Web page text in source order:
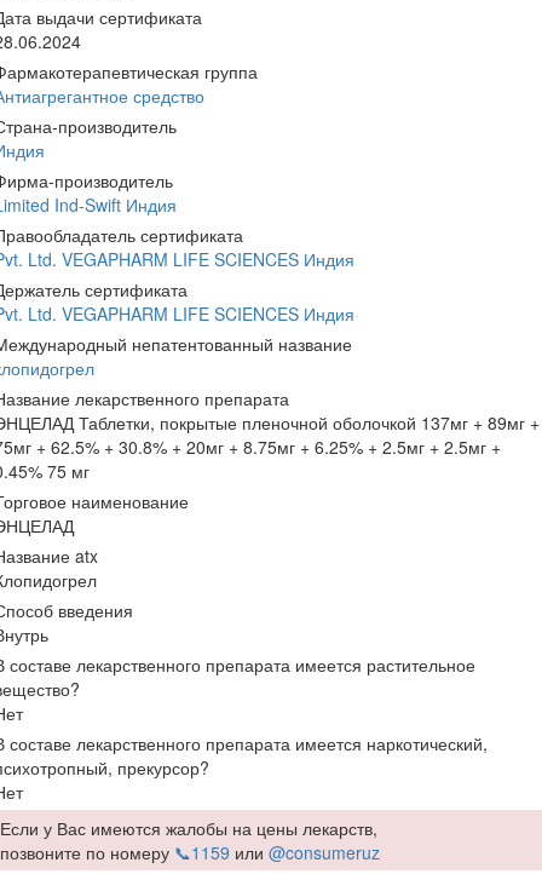
выдачи сертификата
группа
средство
производитель
производитель
Ind-Swift Индия
сертификата
Ltd. VEGAPHARM LIFE SCIENCES Индия
сертификата
Ltd. VEGAPHARM LIFE SCIENCES Индия
непатентованный название
лекарственного препарата
Таблетки, покрытые пленочной оболочкой 137мг + 89мг +
+ 62.5% + 30.8% + 20мг + 8.75мг + 6.25% + 2.5мг + 2.5мг +
75 мг
наименование
atx
введения
составе лекарственного препарата имеется растительное
составе лекарственного препарата имеется наркотический,
прекурсор?
Если у Вас имеются жалобы на цены лекарств,
позвоните по номеру 📞1159 или @consumeruz